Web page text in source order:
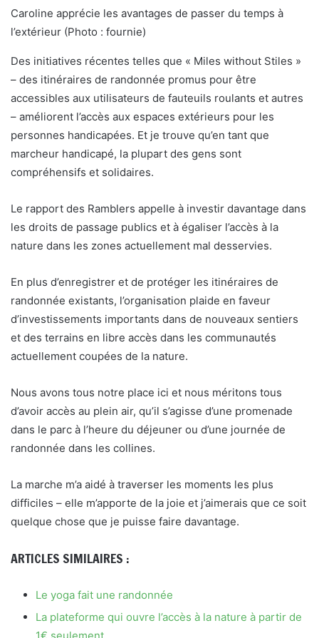
Caroline apprécie les avantages de passer du temps à
l’extérieur (Photo : fournie)
Des initiatives récentes telles que « Miles without Stiles »
– des itinéraires de randonnée promus pour être
accessibles aux utilisateurs de fauteuils roulants et autres
– améliorent l’accès aux espaces extérieurs pour les
personnes handicapées. Et je trouve qu’en tant que
marcheur handicapé, la plupart des gens sont
compréhensifs et solidaires.
Le rapport des Ramblers appelle à investir davantage dans
les droits de passage publics et à égaliser l’accès à la
nature dans les zones actuellement mal desservies.
En plus d’enregistrer et de protéger les itinéraires de
randonnée existants, l’organisation plaide en faveur
d’investissements importants dans de nouveaux sentiers
et des terrains en libre accès dans les communautés
actuellement coupées de la nature.
Nous avons tous notre place ici et nous méritons tous
d’avoir accès au plein air, qu’il s’agisse d’une promenade
dans le parc à l’heure du déjeuner ou d’une journée de
randonnée dans les collines.
La marche m’a aidé à traverser les moments les plus
difficiles – elle m’apporte de la joie et j’aimerais que ce soit
quelque chose que je puisse faire davantage.
ARTICLES SIMILAIRES :
Le yoga fait une randonnée
La plateforme qui ouvre l’accès à la nature à partir de